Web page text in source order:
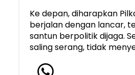
Ke depan, diharapkan
berjalan dengan lancar,
santun berpolitik dijaga.
saling serang, tidak